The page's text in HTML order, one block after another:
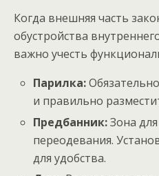
Когда внешняя часть
обустройства
важно учесть
Парилка:
и правильно
Предбанник:Зона
переодевания.
для удобства.